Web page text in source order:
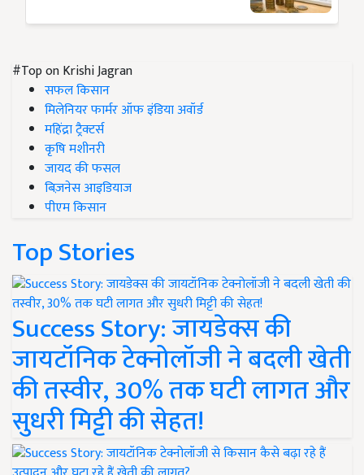
#Top on Krishi Jagran
सफल किसान
मिलेनियर फार्मर ऑफ इंडिया अवॉर्ड
महिंद्रा ट्रैक्टर्स
कृषि मशीनरी
जायद की फसल
बिज़नेस आइडियाज
पीएम किसान
Top Stories
Success Story: जायडेक्स की
जायटॉनिक टेक्नोलॉजी ने बदली खेती
की तस्वीर, 30% तक घटी लागत और
सुधरी मिट्टी की सेहत!